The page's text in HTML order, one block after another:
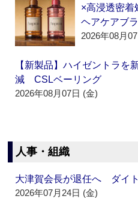
×高浸透密着
ヘアケアブ
2026年08月
【新製品】ハイゼントラを
減 CSLベーリング
2026年08月07日 (金)
人事・組織
大津賀会長が退任へ ダイト
2026年07月24日 (金)